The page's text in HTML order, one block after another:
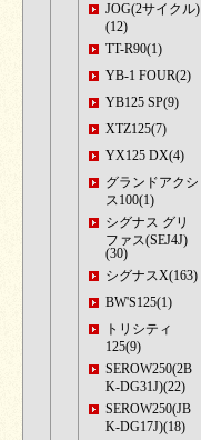
JOG(2サイクル)
(12)
TT-R90(1)
YB-1 FOUR(2)
YB125 SP(9)
XTZ125(7)
YX125 DX(4)
グランドアクシ
ス100(1)
シグナス グリ
ファス(SEJ4J)
(30)
シグナスX(163)
BW'S125(1)
トリシティ
125(9)
SEROW250(2B
K-DG31J)(22)
SEROW250(JB
K-DG17J)(18)